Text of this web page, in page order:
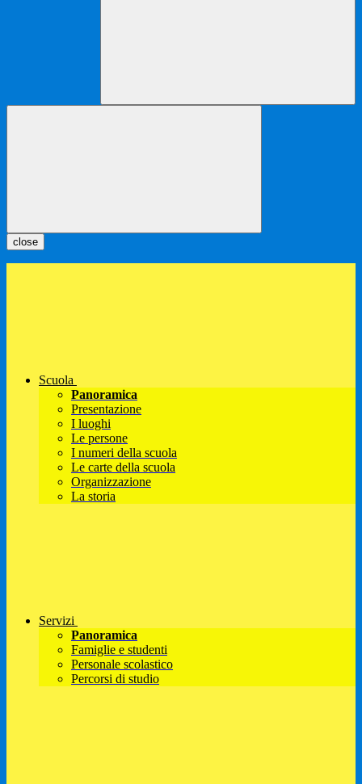
close
Scuola
Panoramica
Presentazione
I luoghi
Le persone
I numeri della scuola
Le carte della scuola
Organizzazione
La storia
Servizi
Panoramica
Famiglie e studenti
Personale scolastico
Percorsi di studio